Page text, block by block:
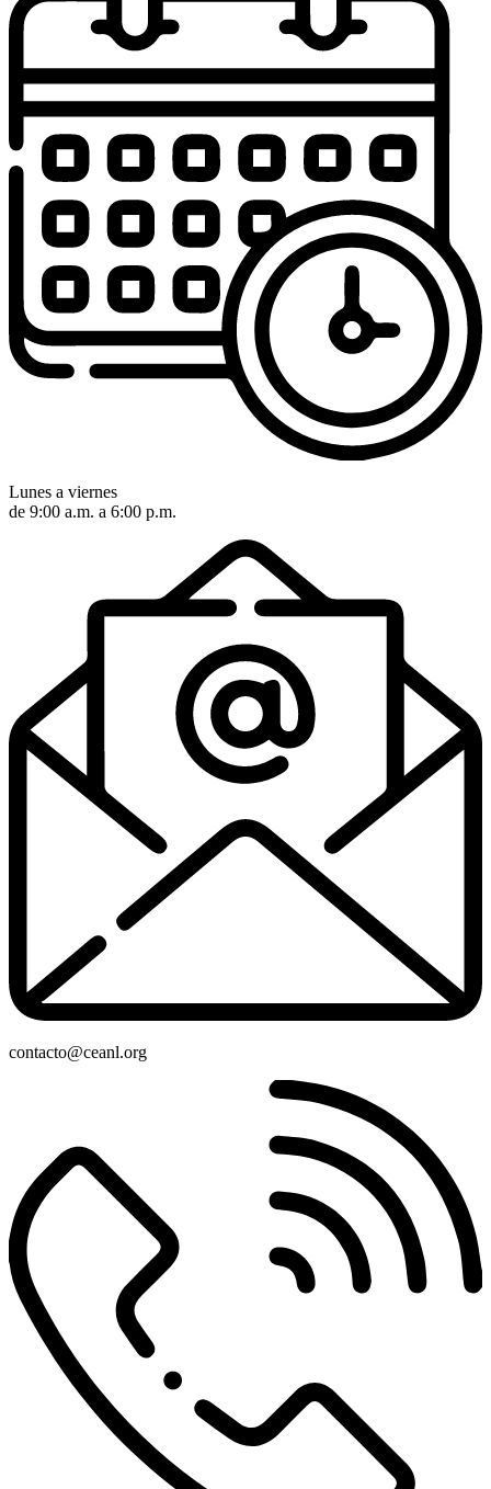
Lunes a viernes
de 9:00 a.m. a 6:00 p.m.
contacto@ceanl.org